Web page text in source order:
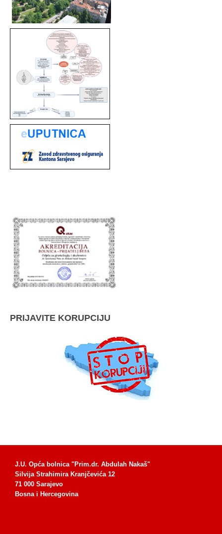
PRIJAVITE KORUPCIJU
J.U. Opća bolnica "Prim.dr. Abdulah Nakaš"
Silvija Strahimira Kranjčevića 12
71 000 Sarajevo
Bosna i Hercegovina